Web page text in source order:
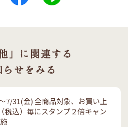
」に関連する
らせをみる
7/31(金) 全商品対象、お買い上
税込）毎にスタンプ２倍キャン